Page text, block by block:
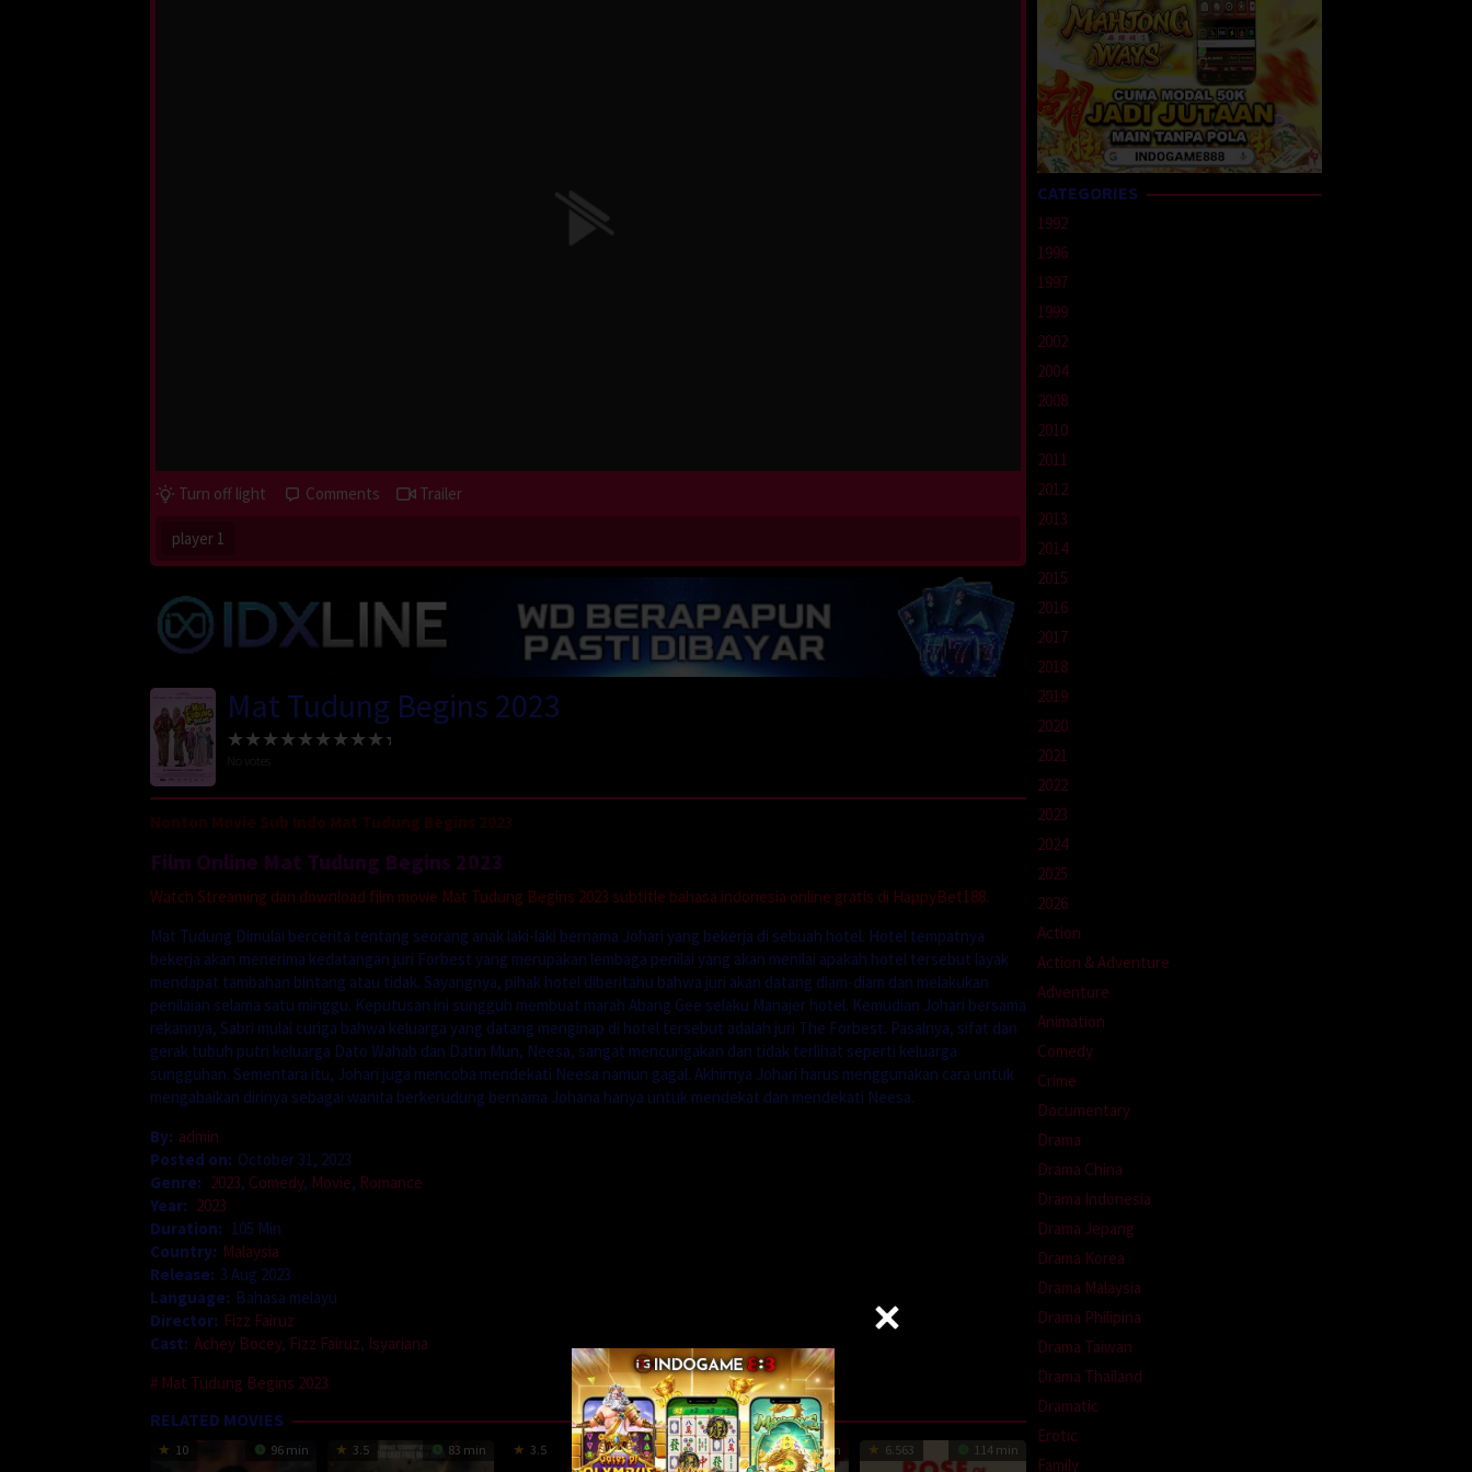
Turn off light Comments Trailer
player 1
Mat Tudung Begins 2023
Nonton Movie Sub Indo Mat Tudung Begins 2023
Film Online Mat Tudung Begins 2023
Watch Streaming dan download film movie Mat Tudung Begins 2023 subtitle bahasa indonesia online gratis di HappyBet188.
Mat Tudung Dimulai bercerita tentang seorang anak laki-laki bernama Johari yang bekerja di sebuah hotel. Hotel tempatnya
bekerja akan menerima kedatangan juri Forbest yang merupakan lembaga penilai yang akan menilai apakah hotel tersebut layak
mendapat tambahan bintang atau tidak. Sayangnya, pihak hotel diberitahu bahwa juri akan datang diam-diam dan melakukan
penilaian selama satu minggu. Keputusan ini sungguh membuat marah Abang Gee selaku Manajer hotel. Kemudian Johari bersama
rekannya, Sabri mulai curiga bahwa keluarga yang datang menginap di hotel tersebut adalah juri The Forbest. Pasalnya, sifat dan
gerak tubuh putri keluarga Dato Wahab dan Datin Mun, Neesa, sangat mencurigakan dan tidak terlihat seperti keluarga
sungguhan. Sementara itu, Johari juga mencoba mendekati Neesa namun gagal. Akhirnya Johari harus menggunakan cara untuk
mengabaikan dirinya sebagai wanita berkerudung bernama Johana hanya untuk mendekat dan mendekati Neesa.
By: admin
Posted on: October 31, 2023
Genre: 2023, Comedy, Movie, Romance
Year: 2023
Duration: 105 Min
Country: Malaysia
Release: 3 Aug 2023
Language: Bahasa melayu
Director: Fizz Fairuz
Cast: Achey Bocey, Fizz Fairuz, Isyariana
Mat Tudung Begins 2023
RELATED MOVIES
10 96 min 3.5 83 min 3.5 97 min 1 81 min 6.563 114 min
CATEGORIES
1992
1996
1997
1999
2002
2004
2008
2010
2011
2012
2013
2014
2015
2016
2017
2018
2019
2020
2021
2022
2023
2024
2025
2026
Action
Action & Adventure
Adventure
Animation
Comedy
Crime
Documentary
Drama
Drama China
Drama Indonesia
Drama Jepang
Drama Korea
Drama Malaysia
Drama Philipina
Drama Taiwan
Drama Thailand
Dramatic
Erotic
Family